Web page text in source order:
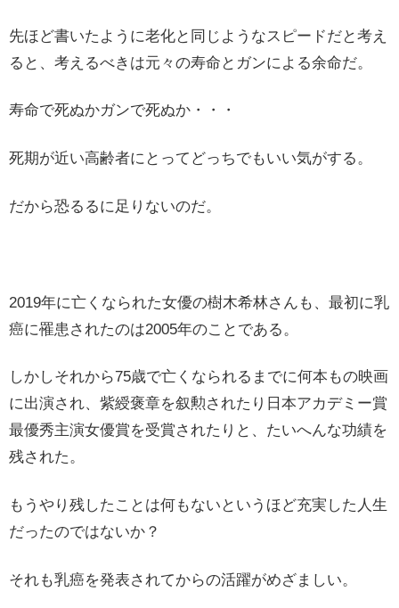
先ほど書いたように老化と同じようなスピードだと考え
ると、考えるべきは元々の寿命とガンによる余命だ。
寿命で死ぬかガンで死ぬか・・・
死期が近い高齢者にとってどっちでもいい気がする。
だから恐るるに足りないのだ。
2019年に亡くなられた女優の樹木希林さんも、最初に乳
癌に罹患されたのは2005年のことである。
しかしそれから75歳で亡くなられるまでに何本もの映画
に出演され、紫綬褒章を叙勲されたり日本アカデミー賞
最優秀主演女優賞を受賞されたりと、たいへんな功績を
残された。
もうやり残したことは何もないというほど充実した人生
だったのではないか？
それも乳癌を発表されてからの活躍がめざましい。